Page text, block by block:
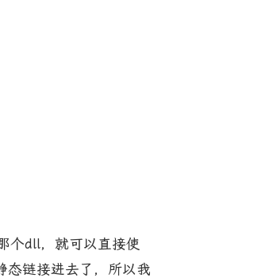
个dll，就可以直接使
态链接进去了，所以我